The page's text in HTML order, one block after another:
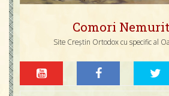
Comori
Site Creștin Ortodox cu specific al